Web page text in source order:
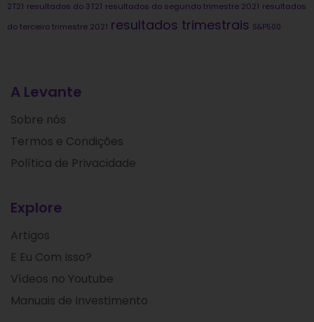
2T21 resultados do 3T21 resultados do segundo trimestre 2021 resultados
do terceiro trimestre 2021 resultados trimestrais S&P500
A Levante
Sobre nós
Termos e Condições
Política de Privacidade
Explore
Artigos
E Eu Com Isso?
Vídeos no Youtube
Manuais de Investimento